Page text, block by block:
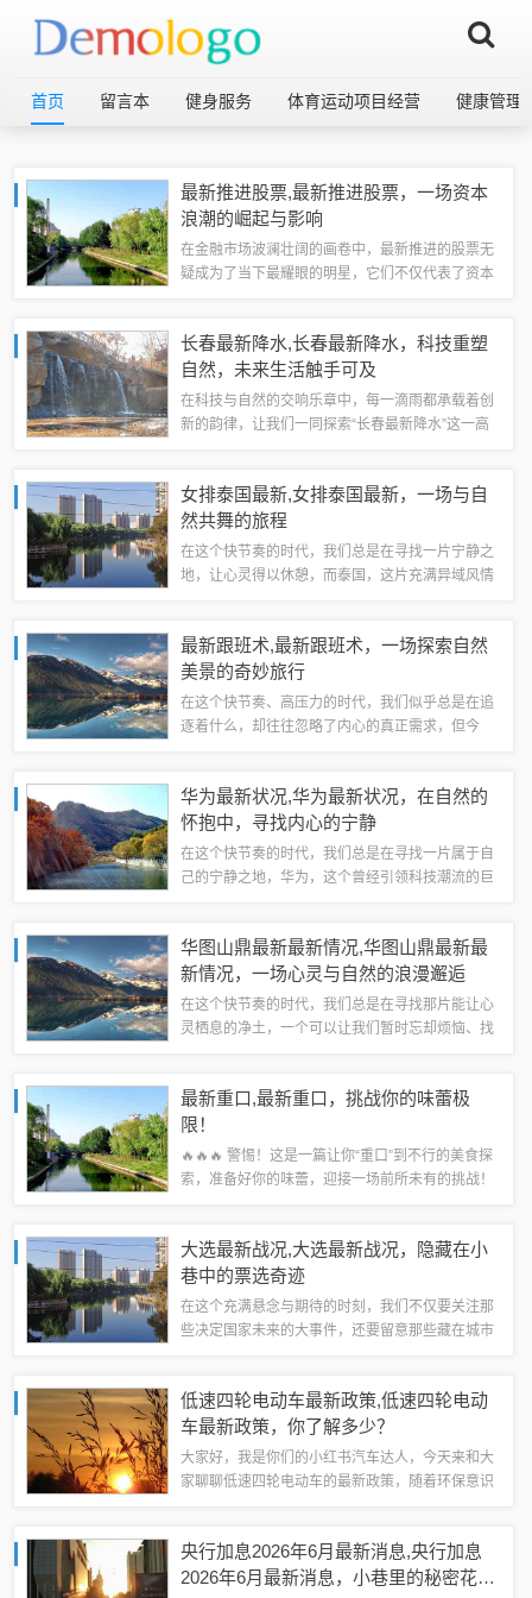
首页 留言本 健身服务 体育运动项目经营 健康管理
最新推进股票,最新推进股票，一场资本
浪潮的崛起与影响
在金融市场波澜壮阔的画卷中，最新推进的股票无
疑成为了当下最耀眼的明星，它们不仅代表了资本
影响，以及在特定领域或时代中的地位，试图...
长春最新降水,长春最新降水，科技重塑
自然，未来生活触手可及
在科技与自然的交响乐章中，每一滴雨都承载着创
新的韵律，让我们一同探索“长春最新降水”这一高
能系统，正悄然改变着我们对“降水”的认...
女排泰国最新,女排泰国最新，一场与自
然共舞的旅程
在这个快节奏的时代，我们总是在寻找一片宁静之
地，让心灵得以休憩，而泰国，这片充满异域风情
的那份坚韧与平和，在欢笑与惊喜中，发现内...
最新跟班术,最新跟班术，一场探索自然
美景的奇妙旅行
在这个快节奏、高压力的时代，我们似乎总是在追
逐着什么，却往往忽略了内心的真正需求，但今
一场简单而纯粹的探索自然美景的旅行，让我...
华为最新状况,华为最新状况，在自然的
怀抱中，寻找内心的宁静
在这个快节奏的时代，我们总是在寻找一片属于自
己的宁静之地，华为，这个曾经引领科技潮流的巨
力量，让我们一起踏上一段探索自然美景的旅...
华图山鼎最新最新情况,华图山鼎最新最
新情况，一场心灵与自然的浪漫邂逅
在这个快节奏的时代，我们总是在寻找那片能让心
灵栖息的净土，一个可以让我们暂时忘却烦恼、找
嚣、藏匿于云雾之中的秘境，它不仅是自然之...
最新重口,最新重口，挑战你的味蕾极
限！
🔥🔥🔥 警惕！这是一篇让你“重口”到不行的美食探
索，准备好你的味蕾，迎接一场前所未有的挑战！
看看你们谁能hold住这...
大选最新战况,大选最新战况，隐藏在小
巷中的票选奇迹
在这个充满悬念与期待的时刻，我们不仅要关注那
些决定国家未来的大事件，还要留意那些藏在城市
看它如何在“大选”的喧嚣中，用独特的...
低速四轮电动车最新政策,低速四轮电动
车最新政策，你了解多少？
大家好，我是你们的小红书汽车达人，今天来和大
家聊聊低速四轮电动车的最新政策，随着环保意识
天我们就来详细解读一下最新的政策变化，看...
央行加息2026年6月最新消息,央行加息
2026年6月最新消息，小巷里的秘密花